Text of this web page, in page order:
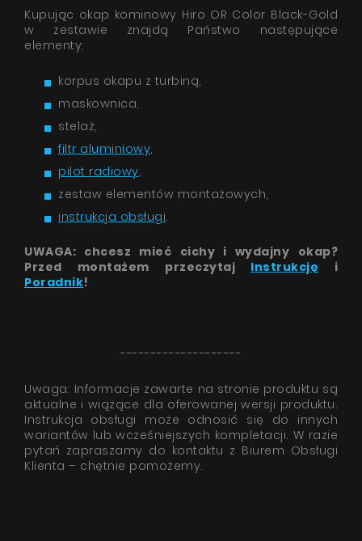
Kupując okap kominowy Hiro OR Color Black-Gold
w zestawie znajdą Państwo następujące
elementy:
korpus okapu z turbiną,
maskownica,
stelaż,
filtr aluminiowy,
pilot radiowy,
zestaw elementów montażowych,
instrukcja obsługi.
UWAGA: chcesz mieć cichy i wydajny okap?
Przed montażem przeczytaj Instrukcję i
Poradnik!
--------------------
Uwaga: Informacje zawarte na stronie produktu są
aktualne i wiążące dla oferowanej wersji produktu.
Instrukcja obsługi może odnosić się do innych
wariantów lub wcześniejszych kompletacji. W razie
pytań zapraszamy do kontaktu z Biurem Obsługi
Klienta – chętnie pomożemy.